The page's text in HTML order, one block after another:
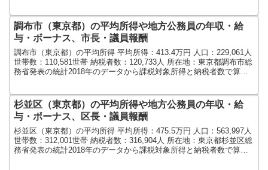
調布市（東京都）の平均所得や地方公務員の年収・給
与・ボーナス、市長・議員報酬
調布市（東京都）の平均所得 平均所得：413.4万円 人口：229,061人
世帯数：110,581世帯 納税者数：120,733人 所在地：東京都調布市総
務省発表の統計2018年のデータから課税対象所得と納税者数で算出
杉並区（東京都）の平均所得や地方公務員の年収・給
与・ボーナス、区長・議員報酬
杉並区（東京都）の平均所得 平均所得：475.5万円 人口：563,997人
世帯数：312,001世帯 納税者数：316,904人 所在地：東京都杉並区総
務省発表の統計2018年のデータから課税対象所得と納税者数で算出